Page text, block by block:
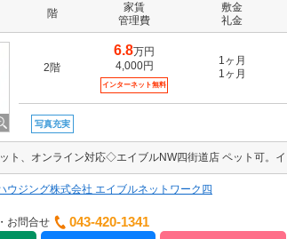
階
家賃
管理費
敷金
礼金
2階
6.8万円
4,000円
インターネット無料
1ヶ月
1ヶ月
写真充実
ウジング株式会社 エイブルネットワーク四
お問合せ
043-420-1341